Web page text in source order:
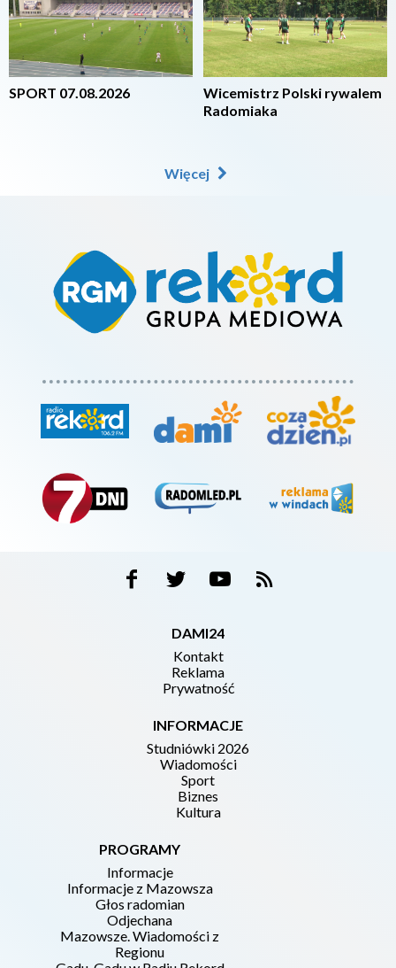
SPORT 07.08.2026
Wicemistrz Polski rywalem
Radomiaka
Więcej
DAMI24
Kontakt
Reklama
Prywatność
INFORMACJE
Studniówki 2026
Wiadomości
Sport
Biznes
Kultura
PROGRAMY
Informacje
Informacje z Mazowsza
Głos radomian
Odjechana
Mazowsze. Wiadomości z
Regionu